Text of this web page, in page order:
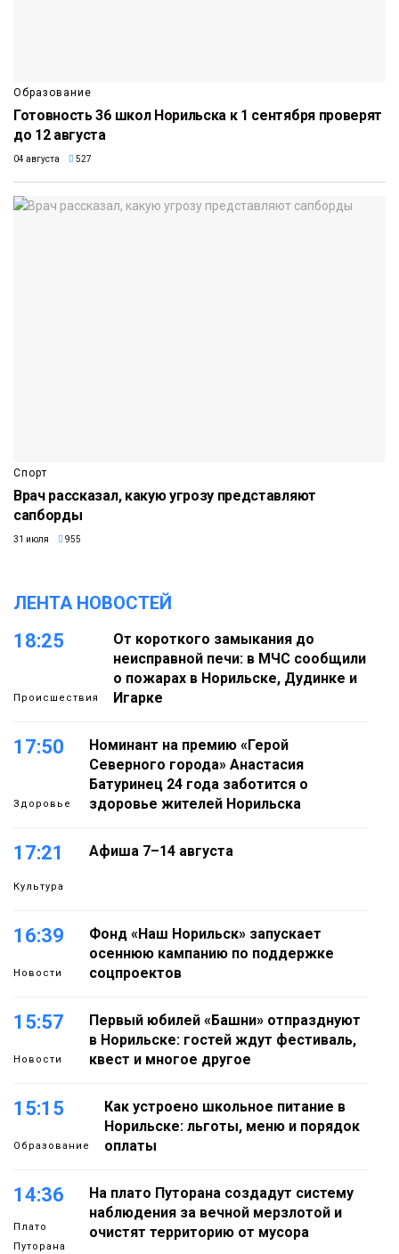
Образование
Готовность 36 школ Норильска к 1 сентября проверят
до 12 августа
04 августа 527
Спорт
Врач рассказал, какую угрозу представляют
сапборды
31 июля 955
ЛЕНТА НОВОСТЕЙ
18:25
Происшествия
От короткого замыкания до
неисправной печи: в МЧС сообщили
о пожарах в Норильске, Дудинке и
Игарке
17:50
Здоровье
Номинант на премию «Герой
Северного города» Анастасия
Батуринец 24 года заботится о
здоровье жителей Норильска
17:21
Культура
Афиша 7–14 августа
16:39
Новости
Фонд «Наш Норильск» запускает
осеннюю кампанию по поддержке
соцпроектов
15:57
Новости
Первый юбилей «Башни» отпразднуют
в Норильске: гостей ждут фестиваль,
квест и многое другое
15:15
Образование
Как устроено школьное питание в
Норильске: льготы, меню и порядок
оплаты
14:36
Плато
Путорана
На плато Путорана создадут систему
наблюдения за вечной мерзлотой и
очистят территорию от мусора